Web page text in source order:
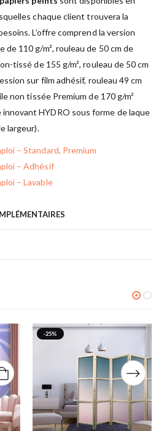
chaque client trouvera la
L’offre comprend la version
de 110 g/m², rouleau de 50 cm de
tissé de 155 g/m², rouleau de 50 cm
sur film adhésif, rouleau 49 cm
non tissée Premium de 170 g/m²
HYDRO sous forme de laque
largeur).
– Standard, Premium
– Adhésif
– Lavable
-25%